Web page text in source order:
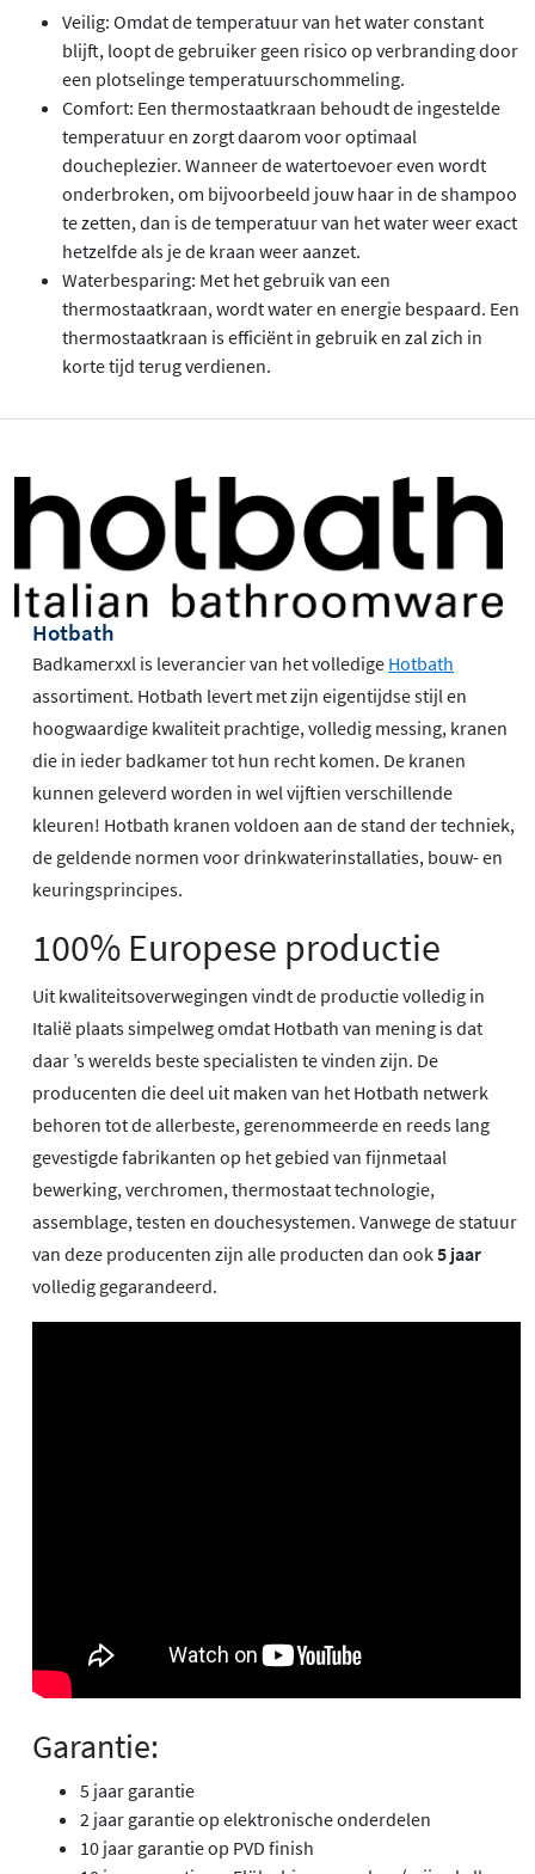
Veilig: Omdat de temperatuur van het water constant
blijft, loopt de gebruiker geen risico op verbranding door
een plotselinge temperatuurschommeling.
Comfort: Een thermostaatkraan behoudt de ingestelde
temperatuur en zorgt daarom voor optimaal
doucheplezier. Wanneer de watertoevoer even wordt
onderbroken, om bijvoorbeeld jouw haar in de shampoo
te zetten, dan is de temperatuur van het water weer exact
hetzelfde als je de kraan weer aanzet.
Waterbesparing: Met het gebruik van een
thermostaatkraan, wordt water en energie bespaard. Een
thermostaatkraan is efficiënt in gebruik en zal zich in
korte tijd terug verdienen.
Hotbath
Badkamerxxl is leverancier van het volledige Hotbath
assortiment. Hotbath levert met zijn eigentijdse stijl en
hoogwaardige kwaliteit prachtige, volledig messing, kranen
die in ieder badkamer tot hun recht komen. De kranen
kunnen geleverd worden in wel vijftien verschillende
kleuren! Hotbath kranen voldoen aan de stand der techniek,
de geldende normen voor drinkwaterinstallaties, bouw- en
keuringsprincipes.
100% Europese productie
Uit kwaliteitsoverwegingen vindt de productie volledig in
Italië plaats simpelweg omdat Hotbath van mening is dat
daar ’s werelds beste specialisten te vinden zijn. De
producenten die deel uit maken van het Hotbath netwerk
behoren tot de allerbeste, gerenommeerde en reeds lang
gevestigde fabrikanten op het gebied van fijnmetaal
bewerking, verchromen, thermostaat technologie,
assemblage, testen en douchesystemen. Vanwege de statuur
van deze producenten zijn alle producten dan ook5 jaar
volledig gegarandeerd.
Garantie:
5 jaar garantie
2 jaar garantie op elektronische onderdelen
10 jaar garantie op PVD finish